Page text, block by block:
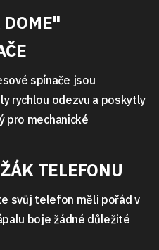
DOME"
spínače jsou
rychlou odezvu a poskytly
pro mechanické
TELEFONU
svůj telefon měli pořád v
boje žádné důležité